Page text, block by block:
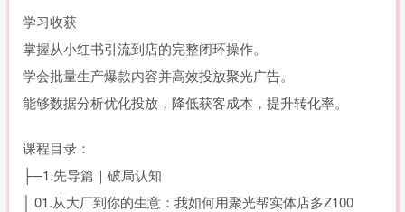
学习收获
掌握从小红书引流到店的完整闭环操作。
学会批量生产爆款内容并高效投放聚光广告。
能够数据分析优化投放，降低获客成本，提升转化率。
课程目录：
├─1.先导篇｜破局认知
│ 01.从大厂到你的生意：我如何用聚光帮实体店多Z100